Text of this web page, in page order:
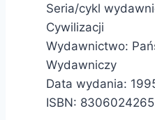
Seria/cykl
Cywilizacji
Wydawnictwo:
Wydawniczy
Data wydania:
ISBN: 8306024265